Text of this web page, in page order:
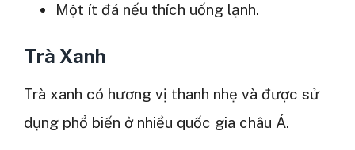
Một ít đá nếu thích uống lạnh.
Trà Xanh
Trà xanh có hương vị thanh nhẹ và được sử
dụng phổ biến ở nhiều quốc gia châu Á.